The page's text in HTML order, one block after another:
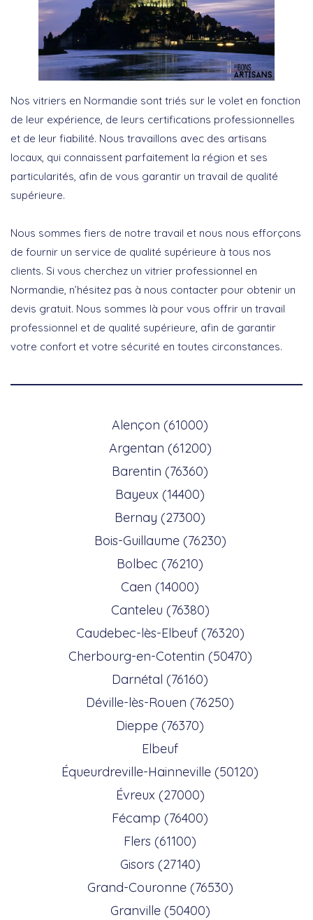
Nos vitriers en Normandie sont triés sur le volet en fonction
de leur expérience, de leurs certifications professionnelles
et de leur fiabilité. Nous travaillons avec des artisans
locaux, qui connaissent parfaitement la région et ses
particularités, afin de vous garantir un travail de qualité
supérieure.
Nous sommes fiers de notre travail et nous nous efforçons
de fournir un service de qualité supérieure à tous nos
clients. Si vous cherchez un vitrier professionnel en
Normandie, n’hésitez pas à nous contacter pour obtenir un
devis gratuit. Nous sommes là pour vous offrir un travail
professionnel et de qualité supérieure, afin de garantir
votre confort et votre sécurité en toutes circonstances.
Alençon (61000)
Argentan (61200)
Barentin (76360)
Bayeux (14400)
Bernay (27300)
Bois-Guillaume (76230)
Bolbec (76210)
Caen (14000)
Canteleu (76380)
Caudebec-lès-Elbeuf (76320)
Cherbourg-en-Cotentin (50470)
Darnétal (76160)
Déville-lès-Rouen (76250)
Dieppe (76370)
Elbeuf
Équeurdreville-Hainneville (50120)
Évreux (27000)
Fécamp (76400)
Flers (61100)
Gisors (27140)
Grand-Couronne (76530)
Granville (50400)